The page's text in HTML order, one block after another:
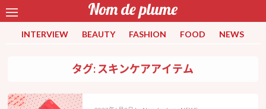
INTERVIEW BEAUTY FASHION FOOD NEWS
タグ: スキンケアアイテム